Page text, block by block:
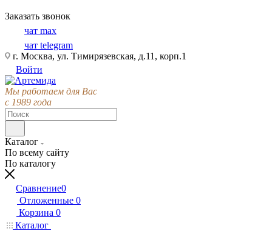
Заказать звонок
чат max
чат telegram
г. Москва, ул. Тимирязевская, д.11, корп.1
Войти
Мы работаем для Вас
с 1989 года
Каталог
По всему сайту
По каталогу
Сравнение0
Отложенные 0
Корзина 0
Каталог